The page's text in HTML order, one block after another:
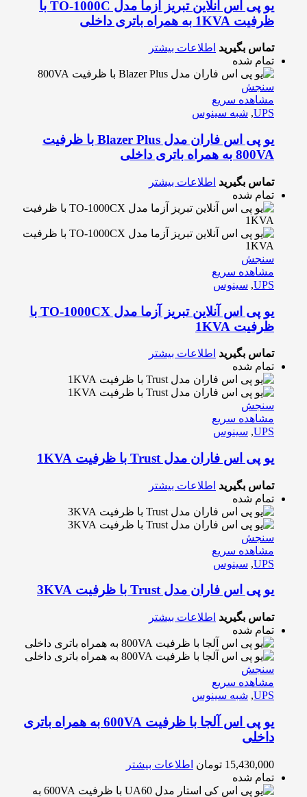
یو پی اس آنلاین تبریز آزما مدل TO-1000C با
ظرفیت 1KVA به همراه باتری داخلی
تماس بگیرید اطلاعات بیشتر
تمام شده
سنجش
مشاهده سریع
UPS
, شبه سینوس
یو پی اس فاران مدل Blazer Plus با ظرفیت
800VA به همراه باتری داخلی
تماس بگیرید اطلاعات بیشتر
تمام شده
سنجش
مشاهده سریع
UPS
, سینوس
یو پی اس آنلاین تبریز آزما مدل TO-1000CX با
ظرفیت 1KVA
تماس بگیرید اطلاعات بیشتر
تمام شده
سنجش
مشاهده سریع
UPS
, سینوس
یو پی اس فاران مدل Trust با ظرفیت 1KVA
تماس بگیرید اطلاعات بیشتر
تمام شده
سنجش
مشاهده سریع
UPS
, سینوس
یو پی اس فاران مدل Trust با ظرفیت 3KVA
تماس بگیرید اطلاعات بیشتر
تمام شده
سنجش
مشاهده سریع
UPS
, شبه سینوس
یو پی اس آلجا با ظرفیت 600VA به همراه باتری
داخلی
15,430,000 تومان اطلاعات بیشتر
تمام شده